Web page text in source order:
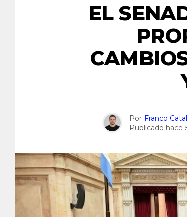
EL
Por Franco
Publicado hace